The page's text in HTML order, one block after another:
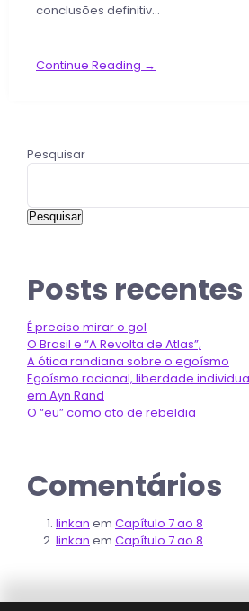
conclusões definitiv…
Continue Reading →
Pesquisar
Pesquisar
Posts recentes
É preciso mirar o gol
O Brasil e “A Revolta de Atlas”,
A ótica randiana sobre o egoísmo
Egoísmo racional, liberdade
em Ayn Rand
O “eu” como ato de rebeldia
Comentários
linkan em Capítulo 7 ao 8
linkan em Capítulo 7 ao 8